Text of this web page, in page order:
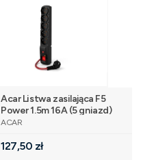
Acar Listwa zasilająca F5
Power 1.5m 16A (5 gniazd)
Czarna
PRODUCENT
ACAR
Cena
127,50 zł